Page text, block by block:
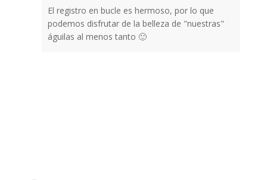
El registro en bucle es hermoso, por lo que
podemos disfrutar de la belleza de "nuestras"
águilas al menos tanto 🙂